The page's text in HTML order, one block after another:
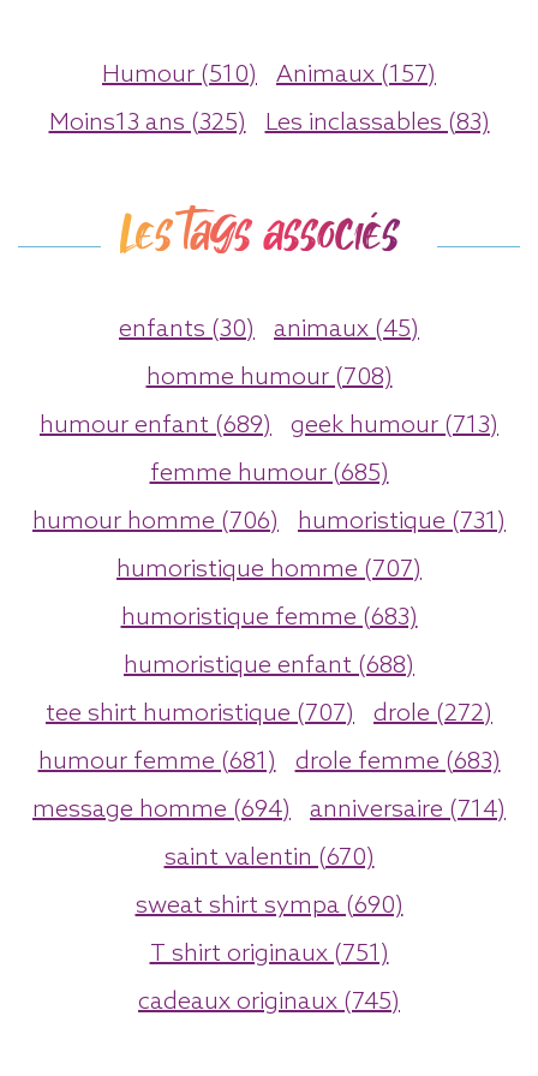
Humour (510)
Animaux (157)
Moins13 ans (325)
Les inclassables (83)
Les tags associés
enfants (30)
animaux (45)
homme humour (708)
humour enfant (689)
geek humour (713)
femme humour (685)
humour homme (706)
humoristique (731)
humoristique homme (707)
humoristique femme (683)
humoristique enfant (688)
tee shirt humoristique (707)
drole (272)
humour femme (681)
drole femme (683)
message homme (694)
anniversaire (714)
saint valentin (670)
sweat shirt sympa (690)
T shirt originaux (751)
cadeaux originaux (745)